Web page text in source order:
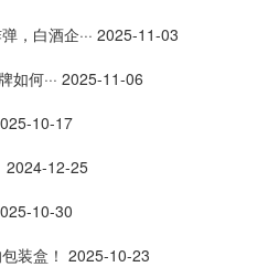
，白酒企··· 2025-11-03
何··· 2025-11-06
10-17
2024-12-25
10-30
装盒！ 2025-10-23